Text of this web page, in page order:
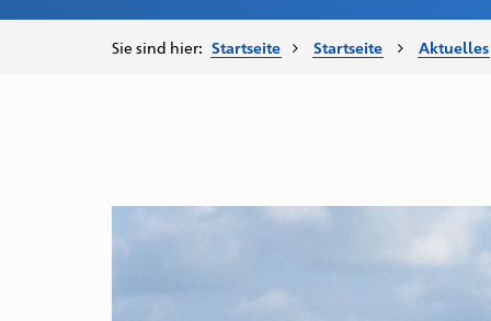
Sie sind hier: Startseite Startseite Aktuelles